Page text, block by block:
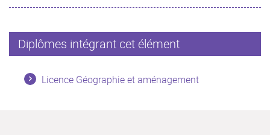
Diplômes intégrant cet élément
Licence Géographie et aménagement